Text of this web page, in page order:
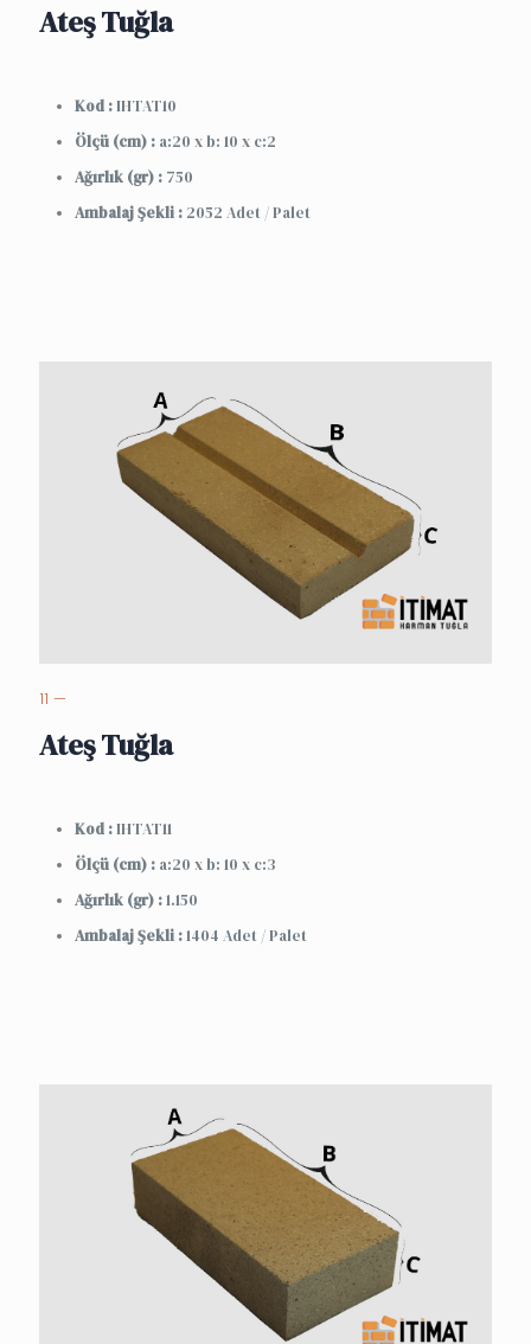
Ateş Tuğla
Kod :IHTAT10
Ölçü (cm) : a:20 x b: 10 x c:2
Ağırlık (gr) : 750
Ambalaj Şekli : 2052 Adet / Palet
11 —
Ateş Tuğla
Kod :IHTAT11
Ölçü (cm) : a:20 x b: 10 x c:3
Ağırlık (gr) :1.150
Ambalaj Şekli :1404 Adet / Palet